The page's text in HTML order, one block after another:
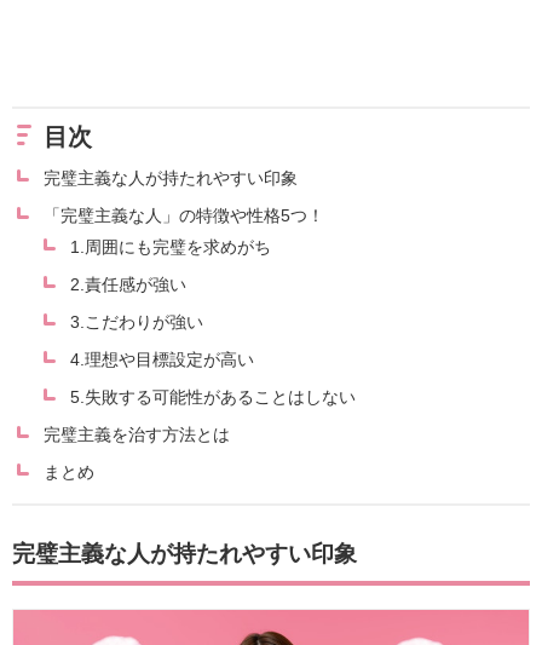
目次
完璧主義な人が持たれやすい印象
「完璧主義な人」の特徴や性格5つ！
1.周囲にも完璧を求めがち
2.責任感が強い
3.こだわりが強い
4.理想や目標設定が高い
5.失敗する可能性があることはしない
完璧主義を治す方法とは
まとめ
完璧主義な人が持たれやすい印象